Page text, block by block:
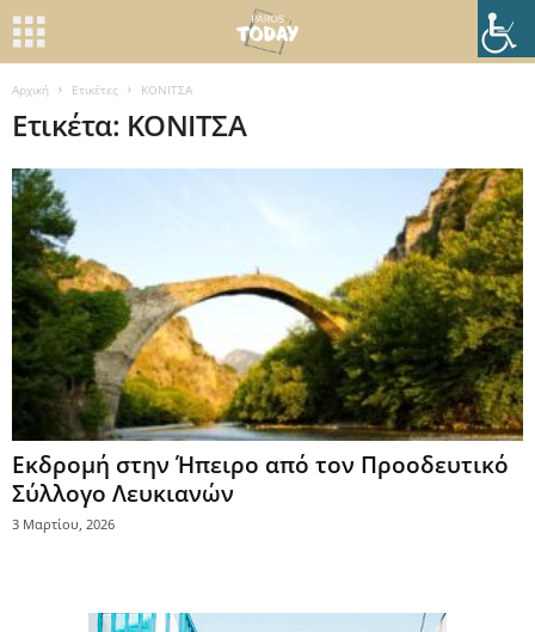
Αρχική Ετικέτες ΚΟΝΙΤΣΑ
Ετικέτα: ΚΟΝΙΤΣΑ
Εκδρομή στην Ήπειρο από τον Προοδευτικό
Σύλλογο Λευκιανών
3 Μαρτίου, 2026